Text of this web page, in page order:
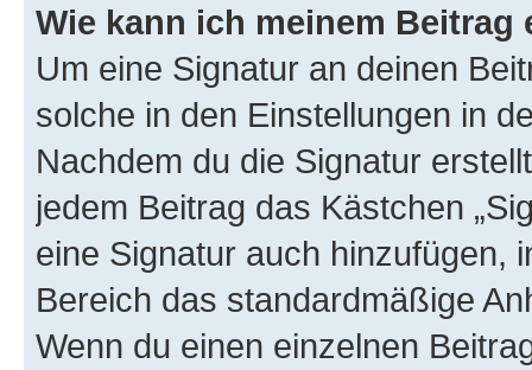
Wie kann ich meinem
Um eine Signatur an deinen
solche in den Einstellungen in
Nachdem du die Signatur
jedem Beitrag das Kästchen
eine Signatur auch hinzufügen,
Bereich das standardmäßige
Wenn du einen einzelnen